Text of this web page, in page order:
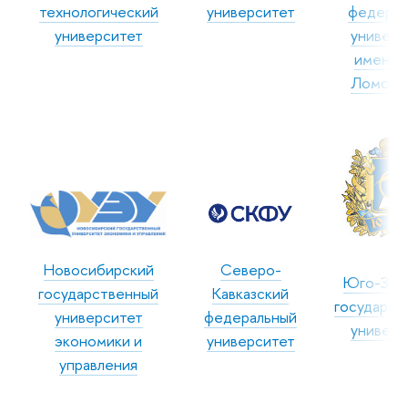
технологический
университет
университет
имени
Новосибирский
государственный
университет
экономики и
управления
Северо-
Кавказский
федеральный
университет
Юго-